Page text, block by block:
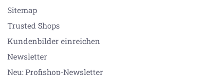
Sitemap
Trusted Shops
Kundenbilder einreichen
Newsletter
Neu: Profishop-Newsletter